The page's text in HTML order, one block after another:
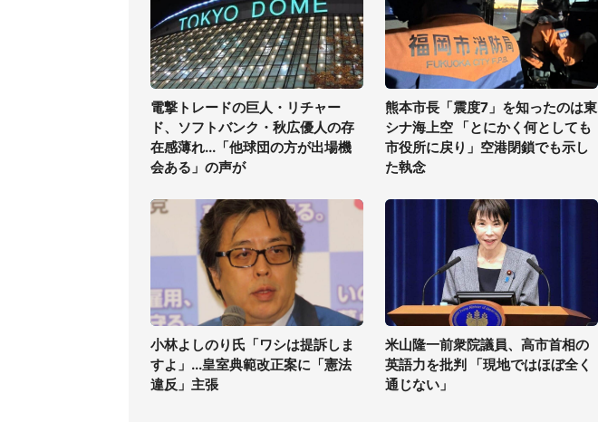
電撃トレードの巨人・リチャー
ド、ソフトバンク・秋広優人の存
在感薄れ...「他球団の方が出場機
会ある」の声が
熊本市長「震度7」を知ったのは東
シナ海上空 「とにかく何としても
市役所に戻り」空港閉鎖でも示し
た執念
小林よしのり氏「ワシは提訴しま
すよ」...皇室典範改正案に「憲法
違反」主張
米山隆一前衆院議員、高市首相の
英語力を批判 「現地ではほぼ全く
通じない」